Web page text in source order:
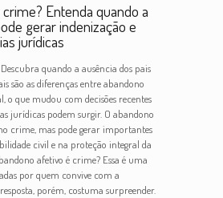
Entenda quando a
gerar indenização e
jurídicas
quando a ausência dos pais
são as diferenças entre abandono
o que mudou com decisões recentes
jurídicas podem surgir. O abandono
crime, mas pode gerar importantes
civil e na proteção integral da
afetivo é crime? Essa é uma
por quem convive com a
porém, costuma surpreender.